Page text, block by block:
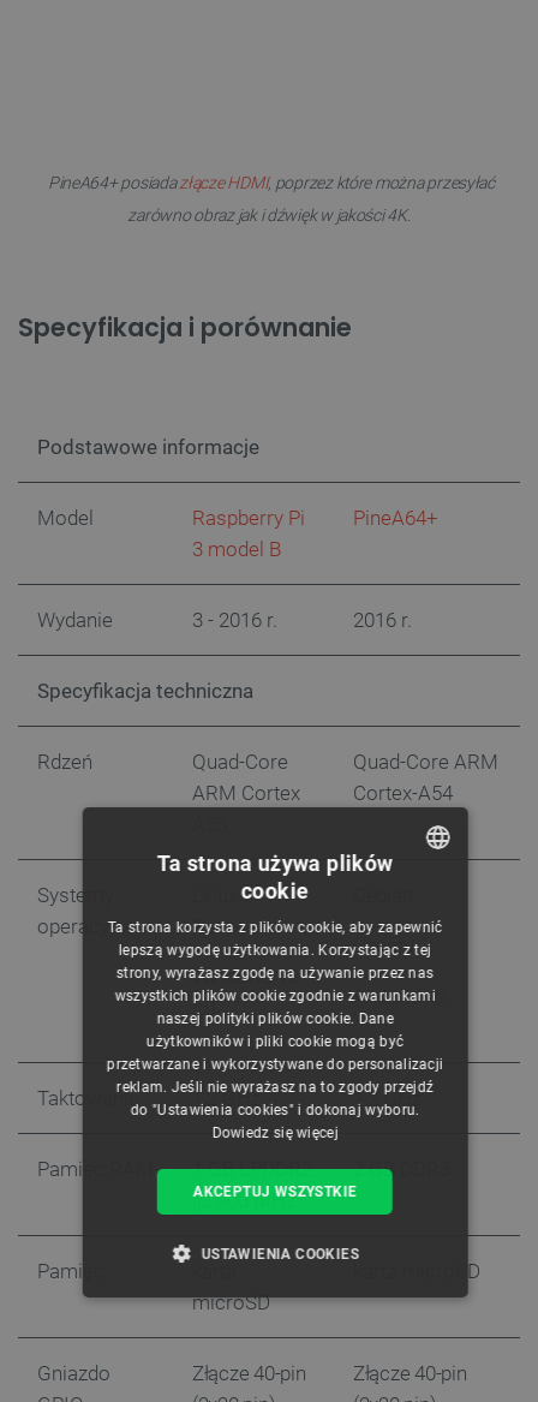
PineA64+ posiadazłącze HDMI, poprzez które można przesyłać
zarówno obraz jak i dźwięk w jakości 4K.
Specyfikacja i porównanie
Podstawowe informacje
Model
Raspberry Pi
3 model B
PineA64+
Wydanie 3 - 2016 r. 2016 r.
Specyfikacja techniczna
Rdzeń
Quad-Core
ARM Cortex
Quad-Core ARM
Cortex-A54
Systemy
operacyjne
Raspbian
Windows 10
loT
Ubuntu
Android itp.
Taktowanie 1,2 GHz 1,2 GHz
Pamięć RAM
1 GB LPDDR2
@ 900 MHz
2 GB DDR3
Pamięć
microSD
karta microSD
Gniazdo
Złącze 40-pin
Złącze 40-pin
CZECH
ENGLISH
GERMAN
Ta strona używa plików
cookie
Ta strona korzysta z plików cookie, aby zapewnić
lepszą wygodę użytkowania. Korzystając z tej
strony, wyrażasz zgodę na używanie przez nas
wszystkich plików cookie zgodnie z warunkami
naszej polityki plików cookie. Dane
użytkowników i pliki cookie mogą być
przetwarzane i wykorzystywane do personalizacji
reklam. Jeśli nie wyrażasz na to zgody przejdź
do "Ustawienia cookies" i dokonaj wyboru.
Dowiedz się więcej
AKCEPTUJ WSZYSTKIE
USTAWIENIA COOKIES
NIEZBĘDNE
TARGETOWANIE